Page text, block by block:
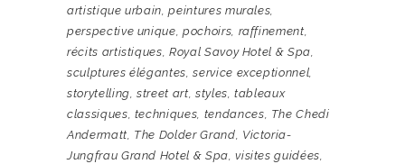
artistique urbain,peintures murales,
perspective unique,pochoirs, raffinement,
récits artistiques,Royal Savoy Hotel & Spa,
sculptures élégantes,service exceptionnel,
storytelling,street art, styles,tableaux
classiques, techniques, tendances, The Chedi
Andermatt, The Dolder Grand, Victoria-
Jungfrau Grand Hotel & Spa,visites guidées,